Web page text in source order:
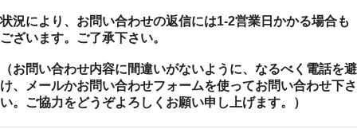
状況により、お問い合わせの返信には1-2営業日かかる場合も
ございます。ご了承下さい。
（お問い合わせ内容に間違いがないように、なるべく電話を避
け、メールかお問い合わせフォームを使ってお問い合わせ下さ
い。ご協力をどうぞよろしくお願い申し上げます。）